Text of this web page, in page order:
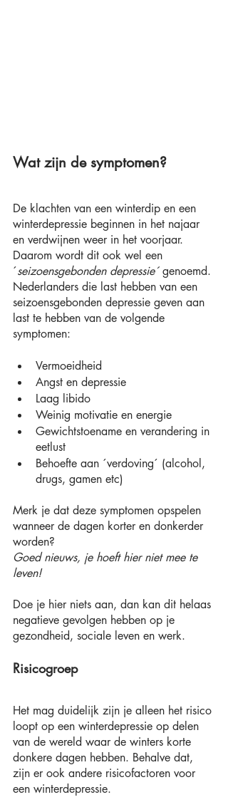
Wat zijn de symptomen?
De klachten van een winterdip en een
winterdepressie beginnen in het najaar
en verdwijnen weer in het voorjaar.
Daarom wordt dit ook wel een
´seizoensgebonden depressie´ genoemd.
Nederlanders die last hebben van een
seizoensgebonden depressie geven aan
last te hebben van de volgende
symptomen:
Vermoeidheid
Angst en depressie
Laag libido
Weinig motivatie en energie
Gewichtstoename en verandering in
eetlust
Behoefte aan ´verdoving´ (alcohol,
drugs, gamen etc)
Merk je dat deze symptomen opspelen
wanneer de dagen korter en donkerder
worden?
Goed nieuws, je hoeft hier niet mee te
leven!
Doe je hier niets aan, dan kan dit helaas
negatieve gevolgen hebben op je
gezondheid, sociale leven en werk.
Risicogroep
Het mag duidelijk zijn je alleen het risico
loopt op een winterdepressie op delen
van de wereld waar de winters korte
donkere dagen hebben. Behalve dat,
zijn er ook andere risicofactoren voor
een winterdepressie.